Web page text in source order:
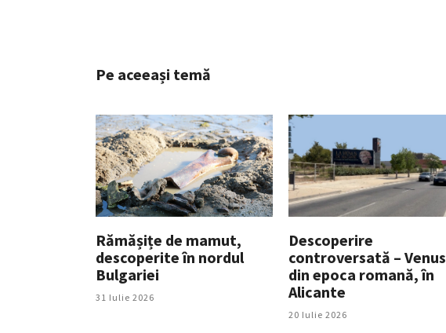
Pe aceeași temă
Rămășițe de mamut,
descoperite în nordul
Bulgariei
31 Iulie 2026
Descoperire
controversată – Venus
din epoca romană, în
Alicante
20 Iulie 2026